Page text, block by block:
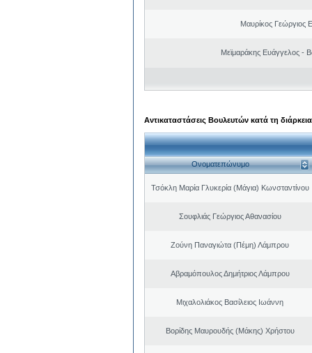
Μαυρίκος Γεώργιος
Μεϊμαράκης Ευάγγελος -
Αντικαταστάσεις Βουλευτών κατά τη
Ονοματεπώνυμο
Τσόκλη Μαρία Γλυκερία (Μάγια) Κωνσταντίνου
Σουφλιάς Γεώργιος Αθανασίου
Ζούνη Παναγιώτα (Πέμη) Λάμπρου
Αβραμόπουλος Δημήτριος Λάμπρου
Μιχαλολιάκος Βασίλειος Ιωάννη
Βορίδης Μαυρουδής (Μάκης) Χρήστου